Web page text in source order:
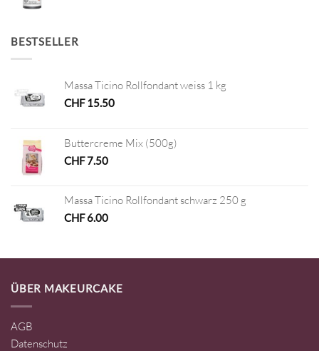
BESTSELLER
Massa Ticino Rollfondant weiss 1 kg
CHF15.50
Buttercreme Mix (500g)
CHF7.50
Massa Ticino Rollfondant schwarz 250 g
CHF6.00
ÜBER MAKEURCAKE
AGB
Datenschutz